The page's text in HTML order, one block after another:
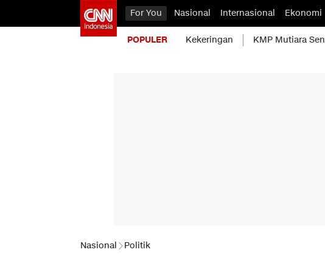
For You Nasional Internasional Ekonomi
POPULER Kekeringan KMP Mutiara
Nasional Politik